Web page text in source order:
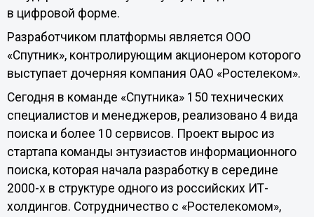
в цифровой форме.
Разработчиком платформы является ООО
«Спутник», контролирующим акционером которого
выступает дочерняя компания ОАО «Ростелеком».
Сегодня в команде «Спутника» 150 технических
специалистов и менеджеров, реализовано 4 вида
поиска и более 10 сервисов. Проект вырос из
стартапа команды энтузиастов информационного
поиска, которая начала разработку в середине
2000-х в структуре одного из российских ИТ-
холдингов. Сотрудничество с «Ростелекомом»,